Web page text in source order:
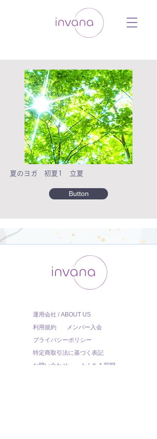
ガ 瞑想 栄養 医学 レッスン レクチャ
ー ​ストレス 免疫力 睡眠 メンタルヘル
夏のヨガ 初夏1 立夏
Button
運用会社 / ABOUT US
利用規約
メンバー入会
プライバシーポリシー
特定商取引法に基づく表記
お問い合わせ
よくある質問